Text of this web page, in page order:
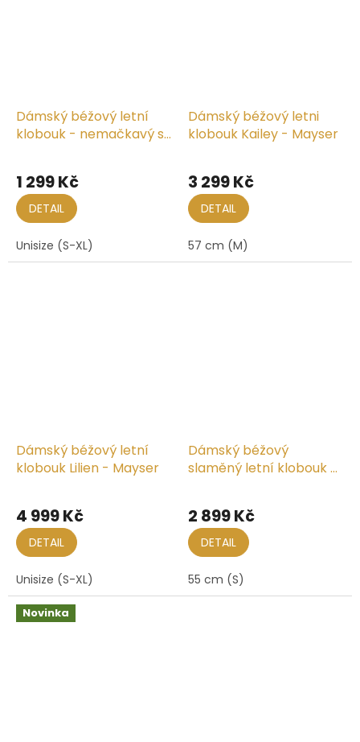
Dámský béžový letní
klobouk - nemačkavý s
1 299 Kč
DETAIL
Unisize (S-XL)
Dámský béžový letni
klobouk Kailey - Mayser
3 299 Kč
DETAIL
57 cm (M)
Dámský béžový letní
klobouk Lilien - Mayser
4 999 Kč
DETAIL
Unisize (S-XL)
Dámský béžový
slaměný letní klobouk -
2 899 Kč
DETAIL
55 cm (S)
Novinka